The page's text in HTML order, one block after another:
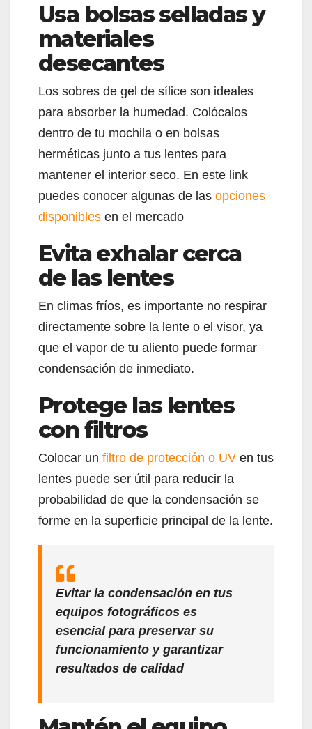
Usa bolsas selladas y
materiales
desecantes
Los sobres de gel de sílice son ideales
para absorber la humedad. Colócalos
dentro de tu mochila o en bolsas
herméticas junto a tus lentes para
mantener el interior seco. En este link
puedes conocer algunas de las opciones
disponibles en el mercado
Evita exhalar cerca
de las lentes
En climas fríos, es importante no respirar
directamente sobre la lente o el visor, ya
que el vapor de tu aliento puede formar
condensación de inmediato.
Protege las lentes
con filtros
Colocar un filtro de protección o UV en tus
lentes puede ser útil para reducir la
probabilidad de que la condensación se
forme en la superficie principal de la lente.
Evitar la condensación en tus
equipos fotográficos es
esencial para preservar su
funcionamiento y garantizar
resultados de calidad